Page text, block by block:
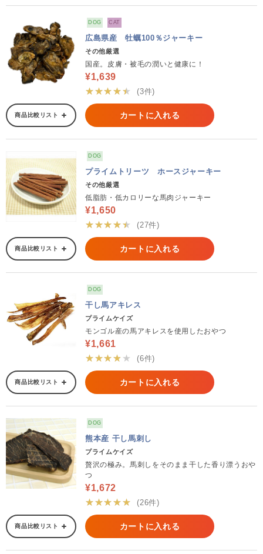
DOG CAT
広島県産 牡蠣100％ジャーキー
その他厳選
国産。皮膚・被毛の潤いと健康に！
¥1,639
★★★★★
(3件)
商品比較リスト カートに入れる
DOG
プライムトリーツ ホースジャーキー
その他厳選
低脂肪・低カロリーな馬肉ジャーキー
¥1,650
★★★★★
(27件)
商品比較リスト カートに入れる
DOG
干し馬アキレス
プライムケイズ
モンゴル産の馬アキレスを使用したおやつ
¥1,661
★★★★★
(6件)
商品比較リスト カートに入れる
DOG
熊本産 干し馬刺し
プライムケイズ
贅沢の極み。馬刺しをそのまま干した香り漂うおや
つ
¥1,672
★★★★★
(26件)
商品比較リスト カートに入れる